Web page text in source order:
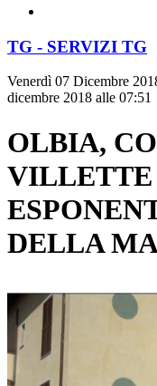
TG - SERVIZI TG
Venerdì 07 Dicembre
dicembre 2018 alle 07:51
OLBIA,
VILLETTE
DELLA